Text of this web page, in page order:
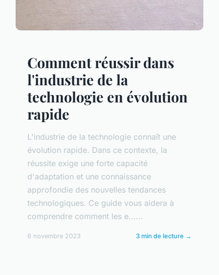
Comment réussir dans
l'industrie de la
technologie en évolution
rapide
L'industrie de la technologie connaît une
évolution rapide. Dans ce contexte, la
réussite exige une forte capacité
d'adaptation et une connaissance
approfondie des nouvelles tendances
technologiques. Ce guide vous aidera à
comprendre comment les e......
6 novembre 2023 3 min de lecture →